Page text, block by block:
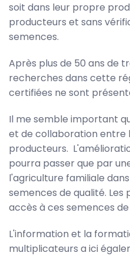
soit dans leur propre
producteurs et sans
semences.
Après plus de 50 ans de
recherches dans cette
certifiées ne sont
Il me semble important
et de collaboration entre
producteurs.
pourra passer que par
l'agriculture familiale
semences de qualité.
accès à ces semences
L'information et la
multiplicateurs a ici